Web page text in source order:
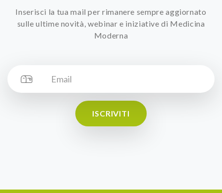
Inserisci la tua mail per rimanere sempre aggiornato
sulle ultime novità, webinar e iniziative di Medicina
Moderna
ISCRIVITI